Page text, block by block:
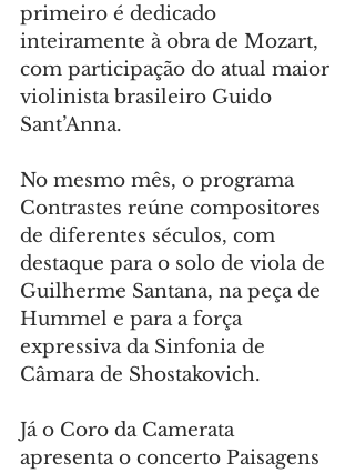
primeiro é dedicado
inteiramente à obra de Mozart,
com participação do atual maior
violinista brasileiro Guido
Sant’Anna.
No mesmo mês, o programa
Contrastes reúne compositores
de diferentes séculos, com
destaque para o solo de viola de
Guilherme Santana, na peça de
Hummel e para a força
expressiva da Sinfonia de
Câmara de Shostakovich.
Já o Coro da Camerata
apresenta o concerto Paisagens